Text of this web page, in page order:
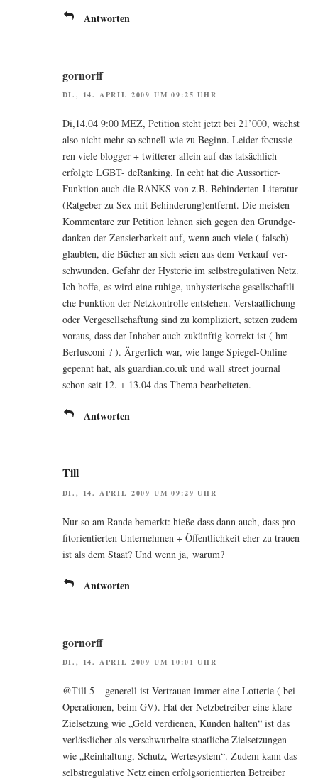
Antworten
gornorff
DI., 14. APRIL 2009 UM 09:25 UHR
Di,14.04 9:00 MEZ, Peti­ti­on steht jetzt bei 21’000, wächst
also nicht mehr so schnell wie zu Beginn. Lei­der focus­sie­
ren vie­le blog­ger + twit­te­rer allein auf das tat­säch­lich
erfolg­te LGBT- deRan­king. In echt hat die Aus­sor­tier-
Funk­ti­on auch die RANKS von z.B. Behin­der­ten-Lite­ra­tur
(Rat­ge­ber zu Sex mit Behinderung)entfernt. Die meis­ten
Kom­men­ta­re zur Peti­ti­on leh­nen sich gegen den Grund­ge­
dan­ken der Zen­sier­bar­keit auf, wenn auch vie­le ( falsch)
glaub­ten, die Bücher an sich sei­en aus dem Ver­kauf ver­
schwun­den. Gefahr der Hys­te­rie im selbst­re­gu­la­ti­ven Netz.
Ich hof­fe, es wird eine ruhi­ge, unhys­te­ri­sche gesell­schaft­li­
che Funk­ti­on der Netz­kon­trol­le ent­ste­hen. Ver­staat­li­chung
oder Ver­ge­sell­schaf­tung sind zu kom­pli­ziert, set­zen zudem
vor­aus, dass der Inha­ber auch zukünf­tig kor­rekt ist ( hm –
Ber­lus­co­ni ? ). Ärger­lich war, wie lan­ge Spie­gel-Online
gepennt hat, als guardian.co.uk und wall street jour­nal
schon seit 12. + 13.04 das The­ma bearbeiteten.
Antworten
Till
DI., 14. APRIL 2009 UM 09:29 UHR
Nur so am Ran­de bemerkt: hie­ße dass dann auch, dass pro­
fit­ori­en­tier­ten Unter­neh­men + Öffent­lich­keit eher zu trau­en
ist als dem Staat? Und wenn ja, warum?
Antworten
gornorff
DI., 14. APRIL 2009 UM 10:01 UHR
@Till 5 – gene­rell ist Ver­trau­en immer eine Lot­te­rie ( bei
Ope­ra­tio­nen, beim GV). Hat der Netz­be­trei­ber eine kla­re
Ziel­set­zung wie „Geld ver­die­nen, Kun­den hal­ten“ ist das
ver­läss­li­cher als ver­schwur­bel­te staat­li­che Ziel­set­zun­gen
wie „Rein­hal­tung, Schutz, Wer­te­sys­tem“. Zudem kann das
selbst­re­gu­la­ti­ve Netz einen erfolgs­ori­en­tier­ten Betrei­ber